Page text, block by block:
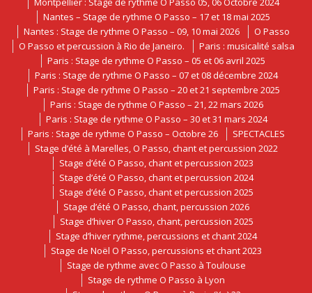
Nantes – Stage de rythme O Passo – 17 et 18 mai 2025
Nantes : Stage de rythme O Passo – 09, 10 mai 2026
O Passo
O Passo et percussion à Rio de Janeiro.
Paris : musicalité salsa
Paris : Stage de rythme O Passo – 05 et 06 avril 2025
Paris : Stage de rythme O Passo – 07 et 08 décembre 2024
Paris : Stage de rythme O Passo – 20 et 21 septembre 2025
Paris : Stage de rythme O Passo – 21, 22 mars 2026
Paris : Stage de rythme O Passo – 30 et 31 mars 2024
Paris : Stage de rythme O Passo – Octobre 26
SPECTACLES
Stage d’été à Marelles, O Passo, chant et percussion 2022
Stage d’été O Passo, chant et percussion 2023
Stage d’été O Passo, chant et percussion 2024
Stage d’été O Passo, chant et percussion 2025
Stage d’été O Passo, chant, percussion 2026
Stage d’hiver O Passo, chant, percussion 2025
Stage d’hiver rythme, percussions et chant 2024
Stage de Noël O Passo, percussions et chant 2023
Stage de rythme avec O Passo à Toulouse
Stage de rythme O Passo à Lyon